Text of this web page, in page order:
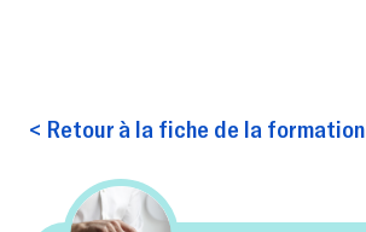
< Retour à la fiche de la formation